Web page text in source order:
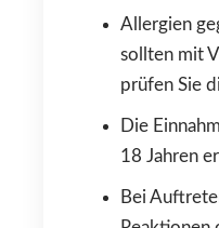
Allergien
sollten mit
prüfen Sie
Die
18 Jahren
Bei